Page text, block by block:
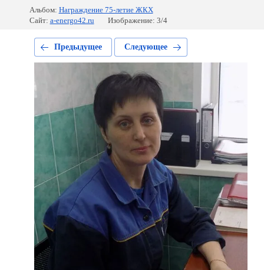
Альбом: Награждение 75-летие ЖКХ
Сайт: a-energo42.ru Изображение: 3/4
Предыдущее Следующее